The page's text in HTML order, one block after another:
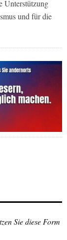
Unterstützung
und für die
Sie diese Form